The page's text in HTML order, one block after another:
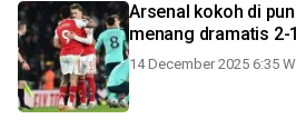
Arsenal kokoh di
menang dramatis 2-
14 December 2025 6:35